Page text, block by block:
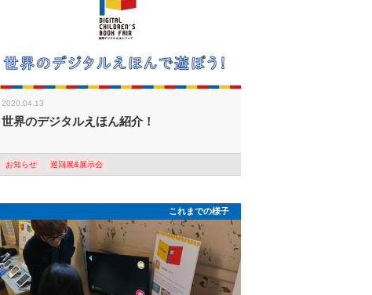
2020.04.13
世界のデジタルえほん紹介！
お知らせ 巡回展&展示会
これまでの様子